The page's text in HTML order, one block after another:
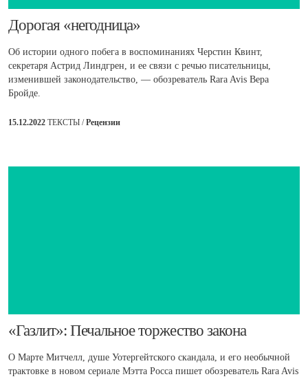
​Дорогая «негодница»
Об истории одного побега в воспоминаниях Черстин Квинт,
секретаря Астрид Линдгрен, и ее связи с речью писательницы,
изменившей законодательство, — обозреватель Rara Avis Вера
Бройде.
15.12.2022 ТЕКСТЫ /Рецензии
​«Газлит»: Печальное торжество закона
О Марте Митчелл, душе Уотергейтского скандала, и его необычной
трактовке в новом сериале Мэтта Росса пишет обозреватель Rara Avis